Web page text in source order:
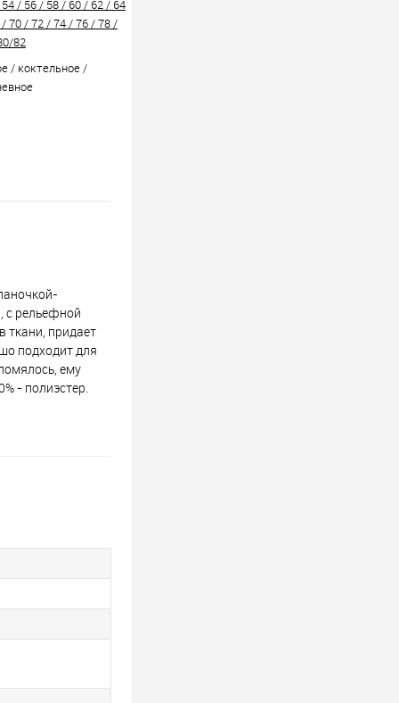
/ 56 / 58 / 60 / 62 / 64
70 / 72 / 74 / 76 / 78 /
82
/ коктельное /
с рельефной
ткани, придает
подходит для
ему
- полиэстер.